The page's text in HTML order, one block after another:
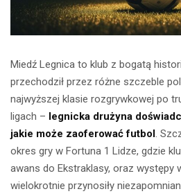
Miedź Legnica to klub z bogatą
przechodził przez różne szczeble
najwyższej klasie rozgrywkowej po
ligach – legnicka drużyna
jakie może zaoferować futbol .
okres gry w Fortuna 1 Lidze, gdzie
awans do Ekstraklasy, oraz występy
wielokrotnie przynosiły